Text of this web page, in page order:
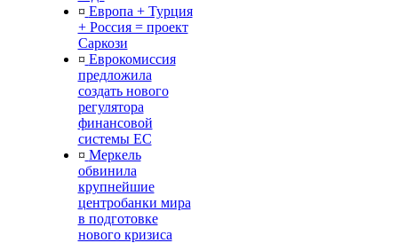
¤ Европа + Турция
+ Россия = проект
Саркози
¤ Еврокомиссия
предложила
создать нового
регулятора
финансовой
системы ЕС
¤ Меркель
обвинила
крупнейшие
центробанки мира
в подготовке
нового кризиса